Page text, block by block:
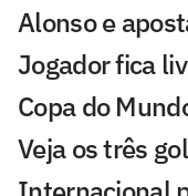
Alonso e
Jogador fica
Copa do
Veja os três